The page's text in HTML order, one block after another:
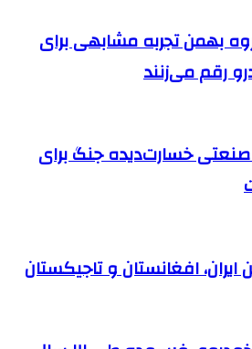
بهمن تجربه مشابهی برای
رقم می‌زنند
واحد صنعتی خسارت‌دیده جنگ برای
ایران، افغانستان و تاجیکستان